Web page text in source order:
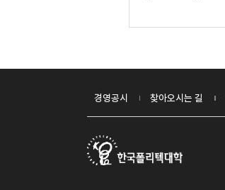
경영공시 찾아오시는 길